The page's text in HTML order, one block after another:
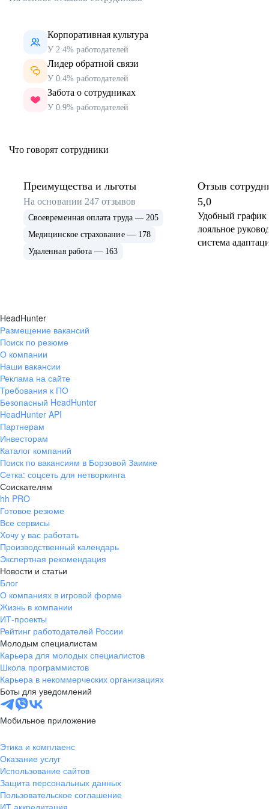
Корпоративная культура
У 2.4% работодателей
Лидер обратной связи
У 0.4% работодателей
Забота о сотрудниках
У 0.9% работодателей
Что говорят сотрудники
Преимущества и льготы
На основании 247 отзывов
Своевременная оплата труда — 205
Медицинское страхование — 178
Удаленная работа — 163
Отзыв
5,0
Удобный график
лояльное
система
HeadHunter
Размещение вакансий
Поиск по резюме
О компании
Наши вакансии
Реклама на сайте
Требования к ПО
Безопасный HeadHunter
HeadHunter API
Партнерам
Инвесторам
Каталог компаний
Поиск по вакансиям в Борзовой Заимке
Сетка: соцсеть для нетворкинга
Соискателям
hh PRO
Готовое резюме
Все сервисы
Хочу у вас работать
Производственный календарь
Экспертная рекомендация
Новости и статьи
Блог
О компаниях в игровой форме
Жизнь в компании
ИТ-проекты
Рейтинг работодателей России
Молодым специалистам
Карьера для молодых специалистов
Школа программистов
Карьера в некоммерческих организациях
Боты для уведомлений
Мобильное приложение
Этика и комплаенс
Оказание услуг
Использование сайтов
Защита персональных данных
Пользовательское соглашение